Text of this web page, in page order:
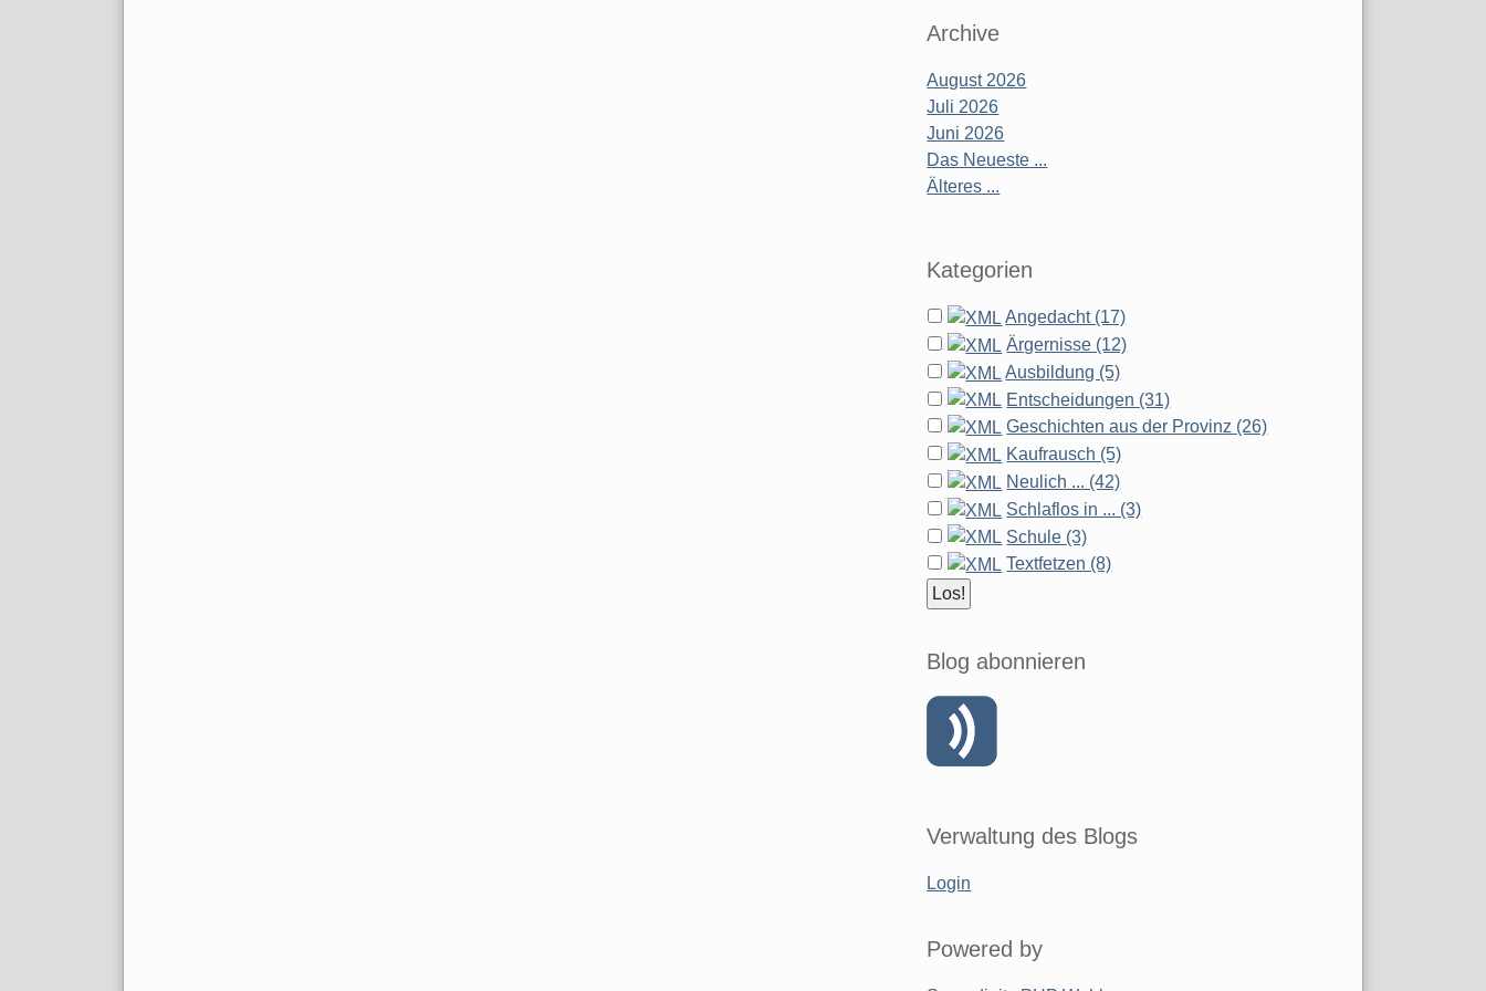
Archive
August 2026
Juli 2026
Juni 2026
Das Neueste ...
Älteres ...
Kategorien
Angedacht (17)
Ärgernisse (12)
Ausbildung (5)
Entscheidungen (31)
Geschichten aus der Provinz (26)
Kaufrausch (5)
Neulich ... (42)
Schlaflos in ... (3)
Schule (3)
Textfetzen (8)
Blog abonnieren
Verwaltung des Blogs
Login
Powered by